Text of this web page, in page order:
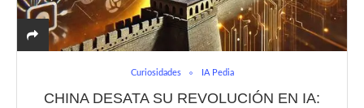
Curiosidades IA Pedia
CHINA DESATA SU REVOLUCIÓN EN IA: